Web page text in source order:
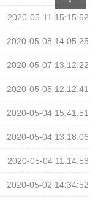
2020-05-11 15:15:52
2020-05-08 14:05:25
2020-05-07 13:12:22
2020-05-05 12:12:41
2020-05-04 15:41:51
2020-05-04 13:18:06
2020-05-04 11:14:58
2020-05-02 14:34:52